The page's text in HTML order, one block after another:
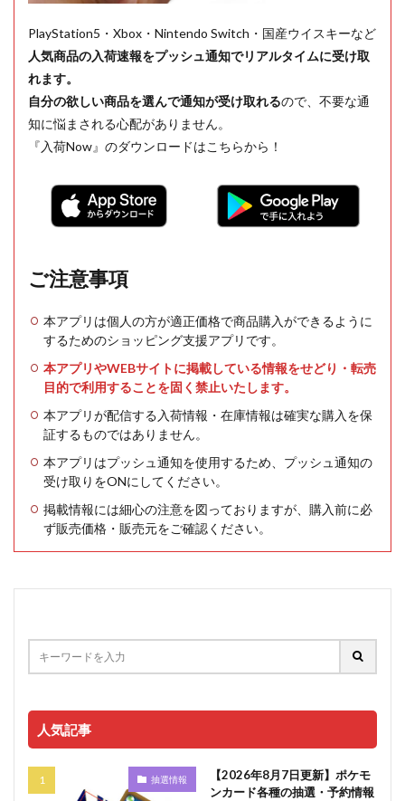
PlayStation5・Xbox・Nintendo Switch・国産ウイスキーなど
人気商品の入荷速報をプッシュ通知でリアルタイムに受け取
れます。
自分の欲しい商品を選んで通知が受け取れるので、不要な通
知に悩まされる心配がありません。
『入荷Now』のダウンロードはこちらから！
ご注意事項
本アプリは個人の方が適正価格で商品購入ができるように
するためのショッピング支援アプリです。
本アプリやWEBサイトに掲載している情報をせどり・転売
目的で利用することを固く禁止いたします。
本アプリが配信する入荷情報・在庫情報は確実な購入を保
証するものではありません。
本アプリはプッシュ通知を使用するため、プッシュ通知の
受け取りをONにしてください。
掲載情報には細心の注意を図っておりますが、購入前に必
ず販売価格・販売元をご確認ください。
人気記事
抽選情報
【2026年8月7日更新】ポケモ
ンカード各種の抽選・予約情報